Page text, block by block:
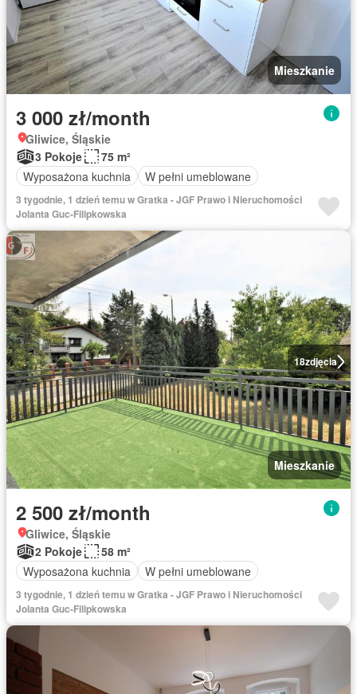
Mieszkanie
3 000 zł/month
Gliwice, Śląskie
3 Pokoje
75 m²
Wyposażona kuchnia
W pełni umeblowane
3 tygodnie, 1 dzień temu w Gratka - JGF Prawo i Nieruchomości
Jolanta Guc-Filipkowska
18zdjęcia
Mieszkanie
2 500 zł/month
Gliwice, Śląskie
2 Pokoje
58 m²
Wyposażona kuchnia
W pełni umeblowane
3 tygodnie, 1 dzień temu w Gratka - JGF Prawo i Nieruchomości
Jolanta Guc-Filipkowska